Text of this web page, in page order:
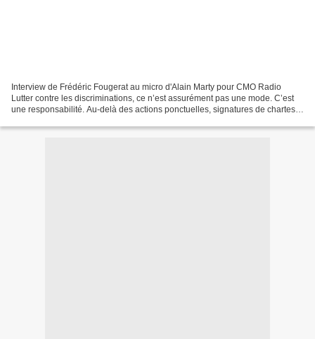
Interview de Frédéric Fougerat au micro d'Alain Marty pour CMO Radio
Lutter contre les discriminations, ce n’est assurément pas une mode. C’est
une responsabilité. Au-delà des actions ponctuelles, signatures de chartes